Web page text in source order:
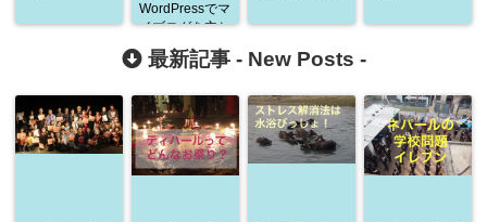
WordPressでマ
イブログを立ち
上げようと思っ
た理由
最新記事 - New Posts -